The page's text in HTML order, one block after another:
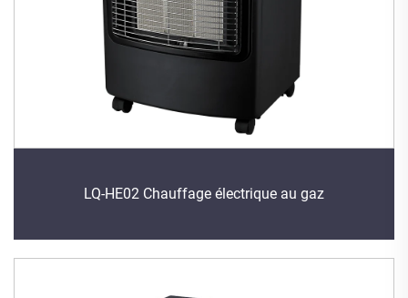
LQ-HE02 Chauffage électrique au gaz